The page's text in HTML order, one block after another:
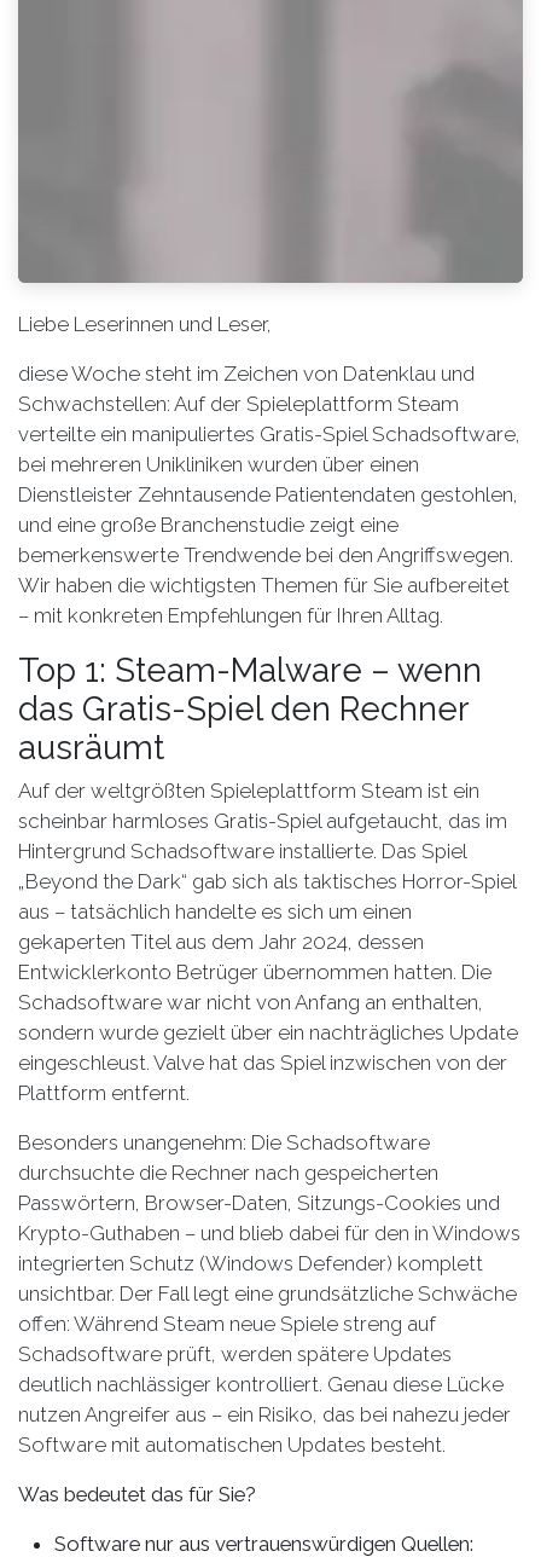
Liebe Leserinnen und Leser,
diese Woche steht im Zeichen von Datenklau und
Schwachstellen: Auf der Spieleplattform Steam
verteilte ein manipuliertes Gratis-Spiel Schadsoftware,
bei mehreren Unikliniken wurden über einen
Dienstleister Zehntausende Patientendaten gestohlen,
und eine große Branchenstudie zeigt eine
bemerkenswerte Trendwende bei den Angriffswegen.
Wir haben die wichtigsten Themen für Sie aufbereitet
– mit konkreten Empfehlungen für Ihren Alltag.
Top 1: Steam-Malware – wenn
das Gratis-Spiel den Rechner
ausräumt
Auf der weltgrößten Spieleplattform Steam ist ein
scheinbar harmloses Gratis-Spiel aufgetaucht, das im
Hintergrund Schadsoftware installierte. Das Spiel
„Beyond the Dark“ gab sich als taktisches Horror-Spiel
aus – tatsächlich handelte es sich um einen
gekaperten Titel aus dem Jahr 2024, dessen
Entwicklerkonto Betrüger übernommen hatten. Die
Schadsoftware war nicht von Anfang an enthalten,
sondern wurde gezielt über ein nachträgliches Update
eingeschleust. Valve hat das Spiel inzwischen von der
Plattform entfernt.
Besonders unangenehm: Die Schadsoftware
durchsuchte die Rechner nach gespeicherten
Passwörtern, Browser-Daten, Sitzungs-Cookies und
Krypto-Guthaben – und blieb dabei für den in Windows
integrierten Schutz (Windows Defender) komplett
unsichtbar. Der Fall legt eine grundsätzliche Schwäche
offen: Während Steam neue Spiele streng auf
Schadsoftware prüft, werden spätere Updates
deutlich nachlässiger kontrolliert. Genau diese Lücke
nutzen Angreifer aus – ein Risiko, das bei nahezu jeder
Software mit automatischen Updates besteht.
Was bedeutet das für Sie?
Software nur aus vertrauenswürdigen Quellen: